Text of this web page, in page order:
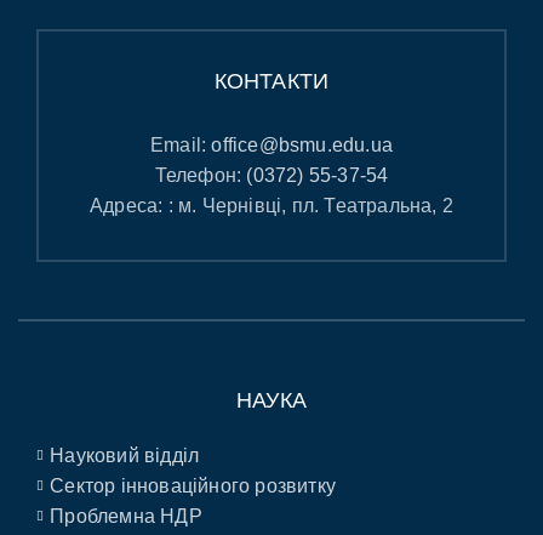
КОНТАКТИ
Email:office@bsmu.edu.ua
Телефон: (0372) 55-37-54
Адреса: : м. Чернівці, пл. Театральна, 2
НАУКА
Науковий відділ
Сектор інноваційного розвитку
Проблемна НДР